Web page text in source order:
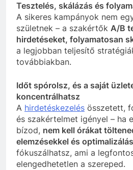
Tesztelés, skálázás és
A sikeres kampányok nem
születnek – a szakértők A/B
hirdetéseket, folyamatosan
a legjobban teljesítő
továbbiakban.
Időt spórolsz, és a saját
koncentrálhatsz
A hirdetéskezelés összetett,
és szakértelmet igényel – ha
bízod, nem kell órákat
elemzésekkel és
fókuszálhatsz, ami a
elengedhetetlen a szereped.